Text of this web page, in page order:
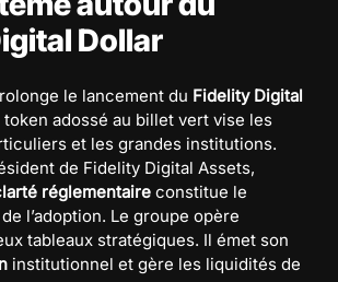
Dollar
le lancement du Fidelity Digital
token adossé au billet vert vise les
et les grandes institutions.
de Fidelity Digital Assets,
réglementaire constitue le
l’adoption. Le groupe opère
tableaux stratégiques. Il émet son
institutionnel et gère les liquidités de